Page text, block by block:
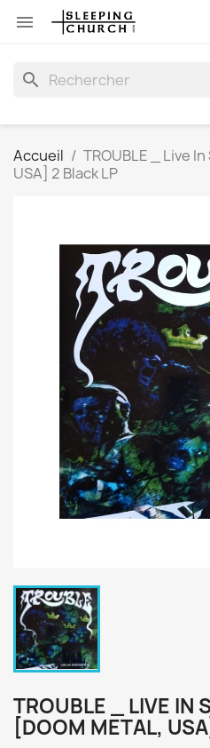

search
Accueil
TROUBLE _ Live
USA] 2 Black LP
TROUBLE _ LIVE IN
[DOOM METAL,